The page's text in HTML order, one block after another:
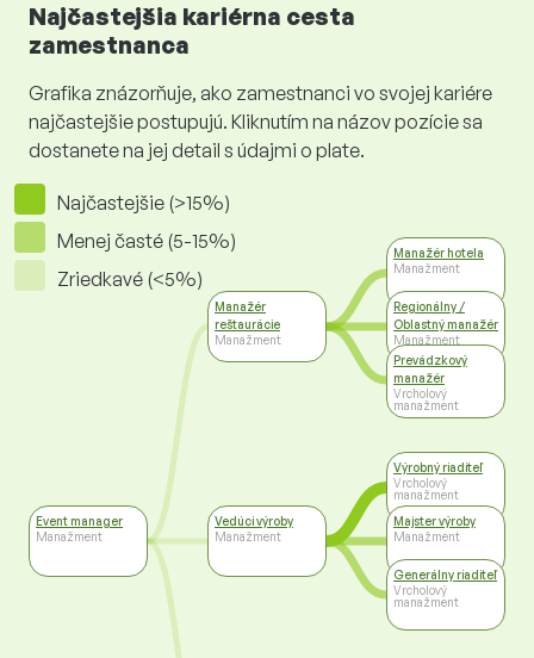
Najčastejšia kariérna cesta
zamestnanca
Grafika znázorňuje, ako zamestnanci vo svojej kariére
najčastejšie postupujú. Kliknutím na názov pozície sa
dostanete na jej detail s údajmi o plate.
Najčastejšie (>15%)
Menej časté (5-15%)
Zriedkavé (<5%)
Event manager
Manažment
Manažér
reštaurácie
Manažment
Vedúci výroby
Manažment
Manažér hotela
Manažment
Regionálny /
Oblastný manažér
Manažment
Prevádzkový
manažér
Vrcholový
manažment
Výrobný riaditeľ
Vrcholový
manažment
Majster výroby
Manažment
Generálny riaditeľ
Vrcholový
manažment